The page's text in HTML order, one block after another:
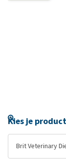
Kies je
Brit Veterinary